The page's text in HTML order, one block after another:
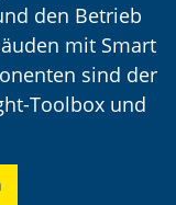
den Betrieb
mit Smart
sind der
Toolbox und